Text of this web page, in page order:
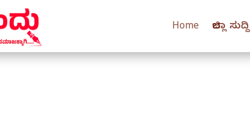
Home ಜಿಲ್ಲಾ ಸುದ್ದಿ